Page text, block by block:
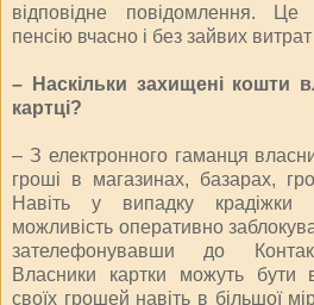
відповідне повідомлення. Це
пенсію вчасно і без зайвих витрат
– Наскільки захищені кошти
картці?
– З електронного гаманця
гроші в магазинах, базарах,
Навіть у випадку
можливість оперативно
зателефонувавши до
Власники картки можуть бути
своїх грошей навіть в більшої